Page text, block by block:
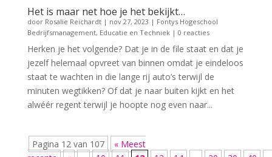
Het is maar net hoe je het bekijkt…
door Rosalie Reichardt| nov 27, 2023 | Fontys Hogeschool
Bedrijfsmanagement, Educatie en Techniek| 0 reacties
Herken je het volgende? Dat je in de file staat en dat je
jezelf helemaal opvreet van binnen omdat je eindeloos
staat te wachten in die lange rij auto’s terwijl de
minuten wegtikken? Of dat je naar buiten kijkt en het
alwéér regent terwijl je hoopte nog even naar...
Pagina 12 van 107
« Meest